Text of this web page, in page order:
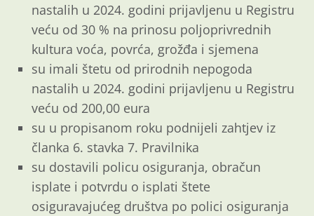
nastalih u 2024. godini prijavljenu u Registru
veću od 30 % na prinosu poljoprivrednih
kultura voća, povrća, grožđa i sjemena
su imali štetu od prirodnih nepogoda
nastalih u 2024. godini prijavljenu u Registru
veću od 200,00 eura
su u propisanom roku podnijeli zahtjev iz
članka 6. stavka 7. Pravilnika
su dostavili policu osiguranja, obračun
isplate i potvrdu o isplati štete
osiguravajućeg društva po polici osiguranja